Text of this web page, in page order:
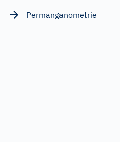
Permanganometrie